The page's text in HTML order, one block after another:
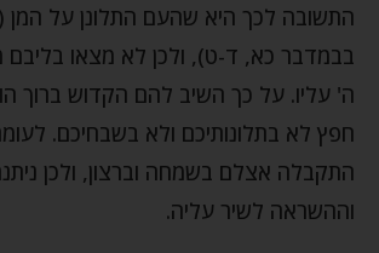
התשובה לכך היא שהעם התלונן על המן
בבמדבר כא, ד-ט), ולכן לא מצאו
ה' עליו. על כך השיב להם הקדוש ברוך
חפץ לא בתלונותיכם ולא בשבחיכם.
התקבלה אצלם בשמחה וברצון, ולכן
וההשראה לשיר עליה.